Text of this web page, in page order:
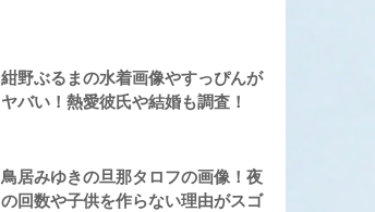
紺野ぶるまの水着画像やすっぴんが
ヤバい！熱愛彼氏や結婚も調査！
鳥居みゆきの旦那タロフの画像！夜
の回数や子供を作らない理由がスゴ